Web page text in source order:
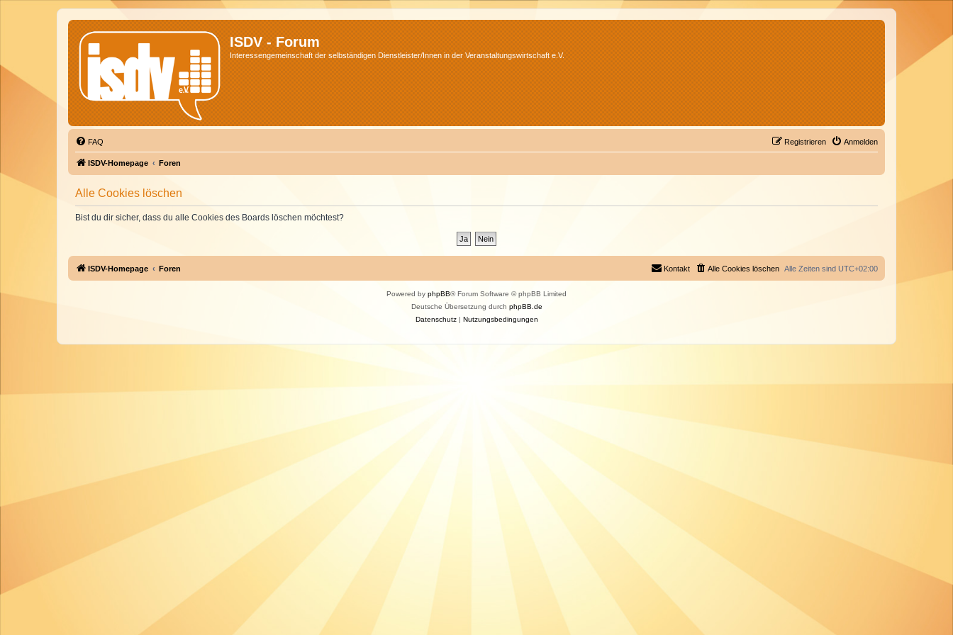
ISDV - Forum
Interessengemeinschaft der selbständigen Dienstleister/Innen in der Veranstaltungswirtschaft e.V.
FAQ Anmelden
Registrieren
ISDV-Homepage Foren
Alle Cookies löschen
Bist du dir sicher, dass du alle Cookies des Boards löschen möchtest?
ISDV-Homepage Foren Alle Zeiten sind UTC+02:00
Alle Cookies löschen
Kontakt
Powered by phpBB® Forum Software © phpBB Limited
Deutsche Übersetzung durch phpBB.de
Datenschutz| Nutzungsbedingungen